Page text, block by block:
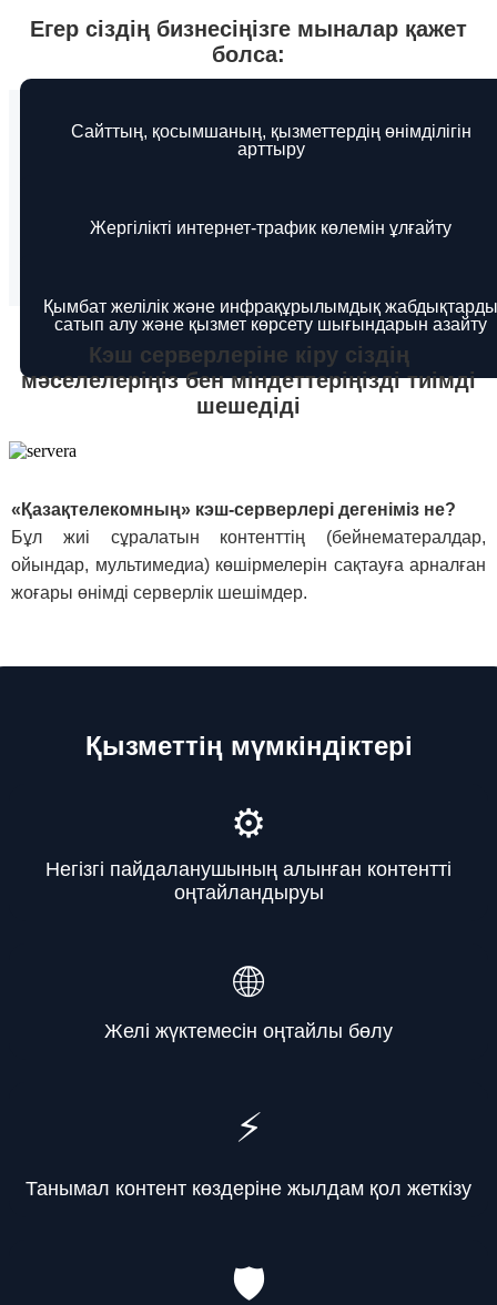
Егер сіздің бизнесіңізге мыналар қажет
болса:
Сайттың, қосымшаның, қызметтердің өнімділігін
арттыру
Жергілікті интернет-трафик көлемін ұлғайту
Қымбат желілік және инфрақұрылымдық жабдықтарды
сатып алу және қызмет көрсету шығындарын азайту
Кэш серверлеріне кіру сіздің
мәселелеріңіз бен міндеттеріңізді тиімді
шешедіді
«Қазақтелекомның» кэш-серверлері дегеніміз не?
Бұл жиі сұралатын контенттің (бейнематералдар,
ойындар, мультимедиа) көшірмелерін сақтауға арналған
жоғары өнімді серверлік шешімдер.
Қызметтің мүмкіндіктері
⚙️
Негізгі пайдаланушының алынған контентті
оңтайландыруы
🌐
Желі жүктемесін оңтайлы бөлу
⚡
Танымал контент көздеріне жылдам қол жеткізу
🛡️